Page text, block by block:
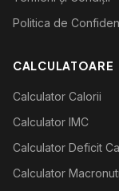
Politica de
CALCULATOARE
Calculator Calorii
Calculator IMC
Calculator Deficit
Calculator